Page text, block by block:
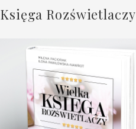
Księga Rozświetlaczy